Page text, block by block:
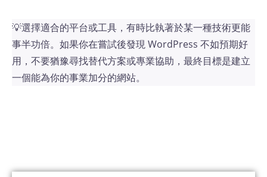
💡選擇適合的平台或工具，有時比執著於某一種技術更能
事半功倍​。如果你在嘗試後發現 WordPress 不如預期好
用，不要猶豫尋找替代方案或專業協助，最終目標是建立
一個能為你的事業加分的網站。